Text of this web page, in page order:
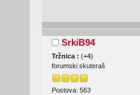
SrkiB94
Tržnica : (+4)
forumski skuteraš
Postova: 563